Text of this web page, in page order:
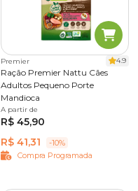
Premier 4.9
Ração Premier Nattu Cães
Adultos Pequeno Porte
Mandioca
1 kg 2,5 kg
A partir de
R$ 45,90
R$ 41,31
-10%
Compra Programada